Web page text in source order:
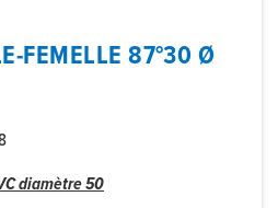
FEMELLE 87°30 Ø
diamètre 50